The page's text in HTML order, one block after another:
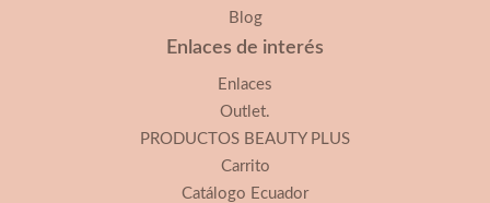
Blog
Enlaces de interés
Enlaces
Outlet.
PRODUCTOS BEAUTY PLUS
Carrito
Catálogo Ecuador